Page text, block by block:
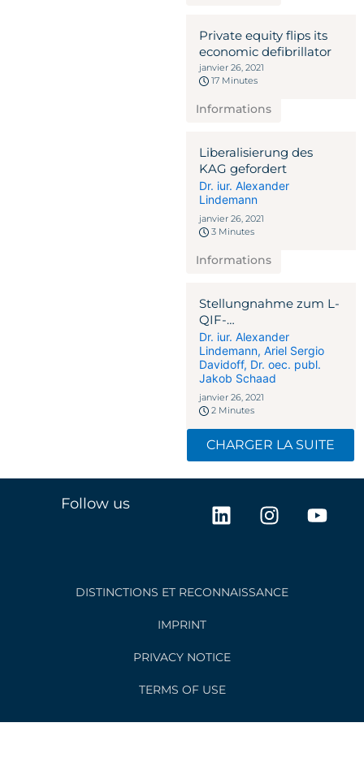
Private equity flips its
economic defibrillator
janvier 26, 2021
17 Minutes
Informations
Liberalisierung des
KAG gefordert
Dr. iur. Alexander
Lindemann
janvier 26, 2021
3 Minutes
Informations
Stellungnahme zum L-
QIF-
Vernehmlassungsentwurf
Dr. iur. Alexander
Lindemann, Ariel Sergio
Davidoff, Dr. oec. publ.
Jakob Schaad
janvier 26, 2021
2 Minutes
CHARGER LA SUITE
Follow us
L
i
e
I
n
a
Y
o
DISTINCTIONS ET RECONNAISSANCE
IMPRINT
PRIVACY NOTICE
TERMS OF USE